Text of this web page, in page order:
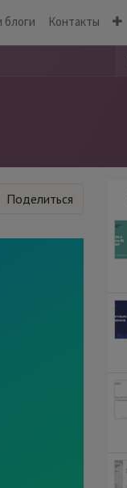
блоги Контакты
Поделиться